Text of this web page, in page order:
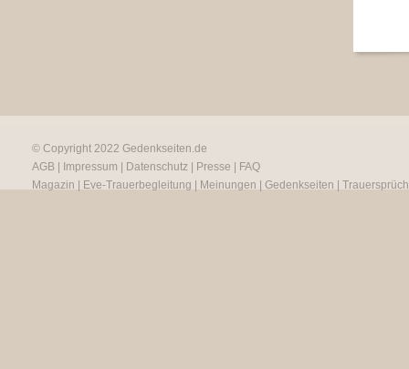
© Copyright 2022 Gedenkseiten.de
AGB
Impressum Datenschutz Presse
FAQ
Magazin
Eve-Trauerbegleitung Meinungen Gedenkseiten